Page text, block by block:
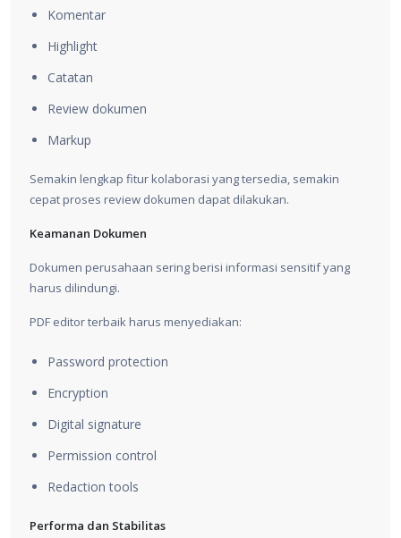
Komentar
Highlight
Catatan
Review dokumen
Markup
Semakin lengkap fitur kolaborasi yang tersedia, semakin
cepat proses review dokumen dapat dilakukan.
Keamanan Dokumen
Dokumen perusahaan sering berisi informasi sensitif yang
harus dilindungi.
PDF editor terbaik harus menyediakan:
Password protection
Encryption
Digital signature
Permission control
Redaction tools
Performa dan Stabilitas